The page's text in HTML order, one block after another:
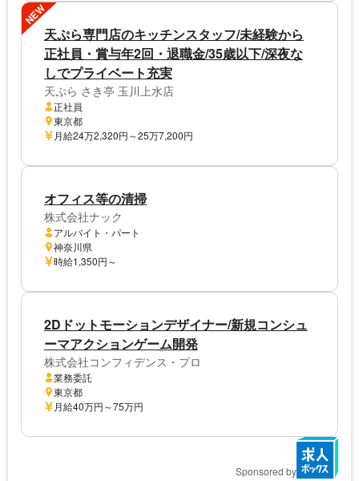
NEW
天ぷら専門店のキッチンスタッフ/未経験から
正社員・賞与年2回・退職金/35歳以下/深夜な
しでプライベート充実
天ぷら さき亭 玉川上水店
正社員
東京都
月給24万2,320円～25万7,200円
オフィス等の清掃
株式会社ナック
アルバイト・パート
神奈川県
時給1,350円～
2Dドットモーションデザイナー/新規コンシュ
ーマアクションゲーム開発
株式会社コンフィデンス・プロ
業務委託
東京都
月給40万円～75万円
Sponsored by